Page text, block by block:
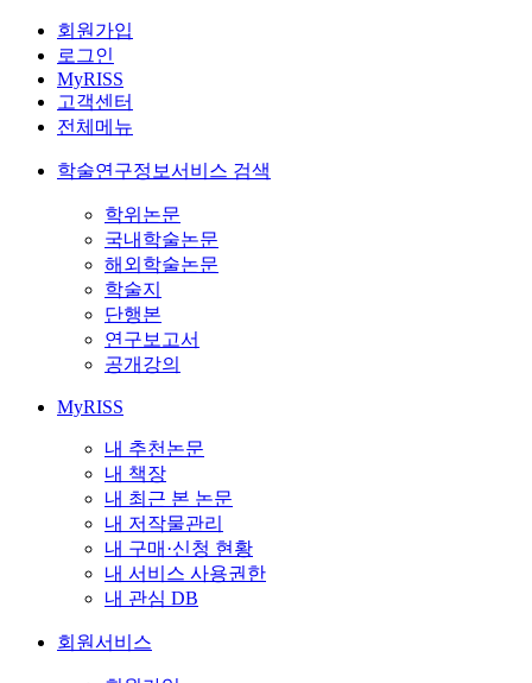
회원가입
로그인
MyRISS
고객센터
전체메뉴
학술연구정보서비스 검색
학위논문
국내학술논문
해외학술논문
학술지
단행본
연구보고서
공개강의
MyRISS
내 추천논문
내 책장
내 최근 본 논문
내 저작물관리
내 구매·신청 현황
내 서비스 사용권한
내 관심 DB
회원서비스